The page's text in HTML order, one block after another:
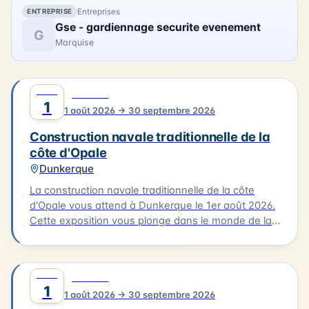
Canche il y a plus d'un siècle.
ENTREPRISE Entreprises
G Gse - gardiennage securite evenement
Marquise
1 1 août 2026 → 30 septembre 2026
Construction navale traditionnelle de la
côte d'Opale
Dunkerque
La construction navale traditionnelle de la côte
d'Opale vous attend à Dunkerque le 1er août 2026.
Cette exposition vous plonge dans le monde de la
Vous découvrirez les différentes étapes de la
construction d'un bateau, de la conception à la
mise à l'eau. L'exposition vous offre l'occasion de
1 1 août 2026 → 30 septembre 2026